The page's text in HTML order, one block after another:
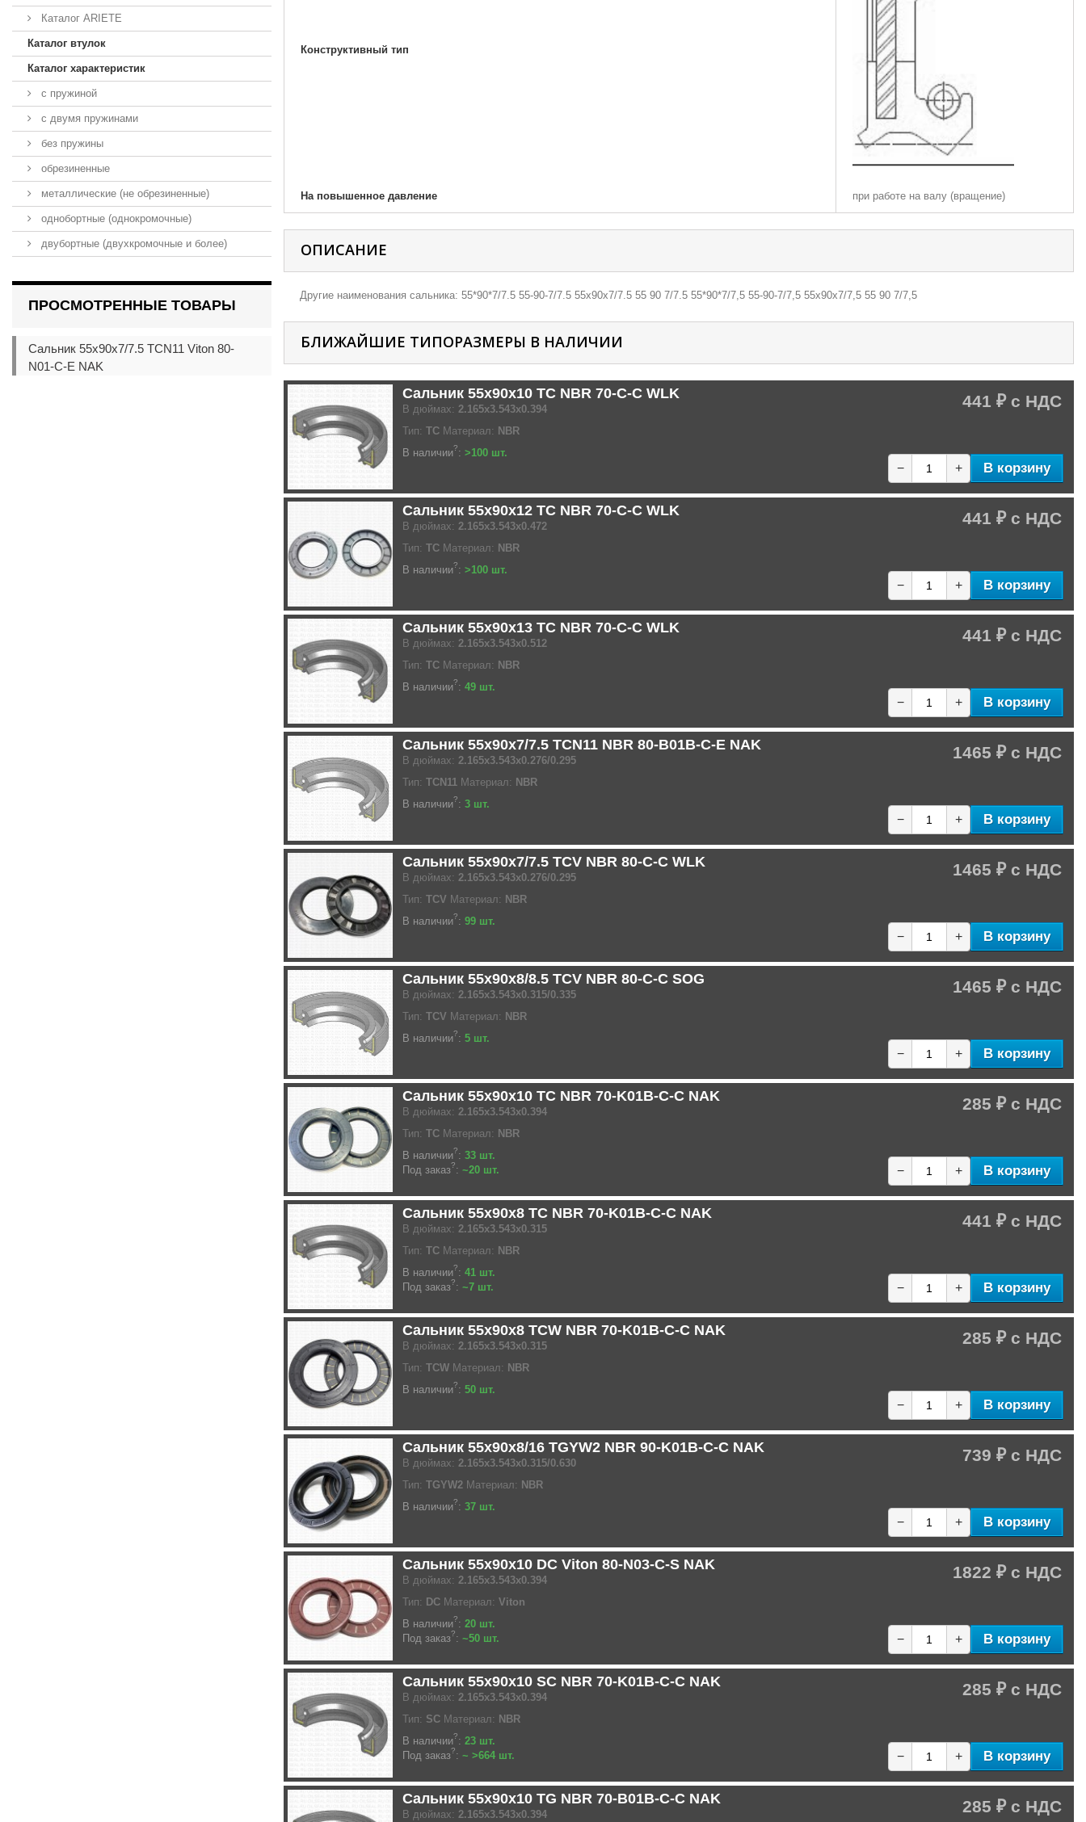
Каталог ARIETE
Каталог втулок
Каталог характеристик
с пружиной
с двумя пружинами
без пружины
обрезиненные
металлические (не обрезиненные)
однобортные (однокромочные)
двубортные (двухкромочные и более)
ПРОСМОТРЕННЫЕ ТОВАРЫ
Сальник 55x90x7/7.5 TCN11 Viton 80-
N01-C-E NAK
Конструктивный тип
На повышенное давление при работе на валу (вращение)
ОПИСАНИЕ
Другие наименования сальника: 55*90*7/7.5 55-90-7/7.5 55х90х7/7.5 55 90 7/7.5 55*90*7/7,5 55-90-7/7,5 55х90х7/7,5 55 90 7/7,5
БЛИЖАЙШИЕ ТИПОРАЗМЕРЫ В НАЛИЧИИ
Сальник 55x90x10 TC NBR 70-C-C WLK
В дюймах: 2.165x3.543x0.394
Тип: TC Материал: NBR
В наличии?: >100 шт.
441 ₽
− + В корзину
Сальник 55x90x12 TC NBR 70-C-C WLK
В дюймах: 2.165x3.543x0.472
Тип: TC Материал: NBR
В наличии?: >100 шт.
441 ₽
− + В корзину
Сальник 55x90x13 TC NBR 70-C-C WLK
В дюймах: 2.165x3.543x0.512
Тип: TC Материал: NBR
В наличии?: 49 шт.
441 ₽
− + В корзину
Сальник 55x90x7/7.5 TCN11 NBR 80-B01B-C-E NAK
В дюймах: 2.165x3.543x0.276/0.295
Тип: TCN11 Материал: NBR
В наличии?: 3 шт.
1465 ₽
− + В корзину
Сальник 55x90x7/7.5 TCV NBR 80-C-C WLK
В дюймах: 2.165x3.543x0.276/0.295
Тип: TCV Материал: NBR
В наличии?: 99 шт.
1465 ₽
− + В корзину
Сальник 55x90x8/8.5 TCV NBR 80-C-C SOG
В дюймах: 2.165x3.543x0.315/0.335
Тип: TCV Материал: NBR
В наличии?: 5 шт.
1465 ₽
− + В корзину
Сальник 55x90x10 TC NBR 70-K01B-C-C NAK
В дюймах: 2.165x3.543x0.394
Тип: TC Материал: NBR
В наличии?: 33 шт.
Под заказ?: ~20 шт.
285 ₽
− + В корзину
Сальник 55x90x8 TC NBR 70-K01B-C-C NAK
В дюймах: 2.165x3.543x0.315
Тип: TC Материал: NBR
В наличии?: 41 шт.
Под заказ?: ~7 шт.
441 ₽
− + В корзину
Сальник 55x90x8 TCW NBR 70-K01B-C-C NAK
В дюймах: 2.165x3.543x0.315
Тип: TCW Материал: NBR
В наличии?: 50 шт.
285 ₽
− + В корзину
Сальник 55x90x8/16 TGYW2 NBR 90-K01B-C-C NAK
В дюймах: 2.165x3.543x0.315/0.630
Тип: TGYW2 Материал: NBR
В наличии?: 37 шт.
739 ₽
− + В корзину
Сальник 55x90x10 DC Viton 80-N03-C-S NAK
В дюймах: 2.165x3.543x0.394
Тип: DC Материал: Viton
В наличии?: 20 шт.
Под заказ?: ~50 шт.
1822 ₽
− + В корзину
Сальник 55x90x10 SC NBR 70-K01B-C-C NAK
В дюймах: 2.165x3.543x0.394
Тип: SC Материал: NBR
В наличии?: 23 шт.
Под заказ?: ~ >664 шт.
285 ₽
− + В корзину
Сальник 55x90x10 TG NBR 70-B01B-C-C NAK
В дюймах: 2.165x3.543x0.394 285 ₽